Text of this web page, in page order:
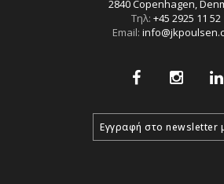
2840 Copenhagen,
Τηλ: +45 2925 11 52
Email:
Εγγραφή στο newsletter